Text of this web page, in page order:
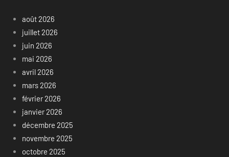
août 2026
juillet 2026
juin 2026
mai 2026
avril 2026
mars 2026
février 2026
janvier 2026
décembre 2025
novembre 2025
octobre 2025